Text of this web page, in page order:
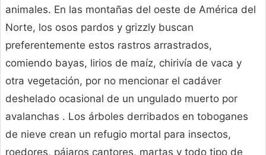
animales. En las montañas del oeste de América del
Norte, los osos pardos y grizzly buscan
preferentemente estos rastros arrastrados,
comiendo bayas, lirios de maíz, chirivía de vaca y
otra vegetación, por no mencionar el cadáver
deshelado ocasional de un ungulado muerto por
avalanchas . Los árboles derribados en toboganes
de nieve crean un refugio mortal para insectos,
roedores, pájaros cantores, martas y todo tipo de